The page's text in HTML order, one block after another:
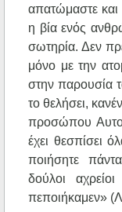
απατώμαστε και
η βία ενός
σωτηρία. Δεν
μόνο με την
στην παρουσία
το θελήσει,
προσώπου
έχει θεσπίσει
ποιήσητε
δούλοι
πεποιήκαμεν»